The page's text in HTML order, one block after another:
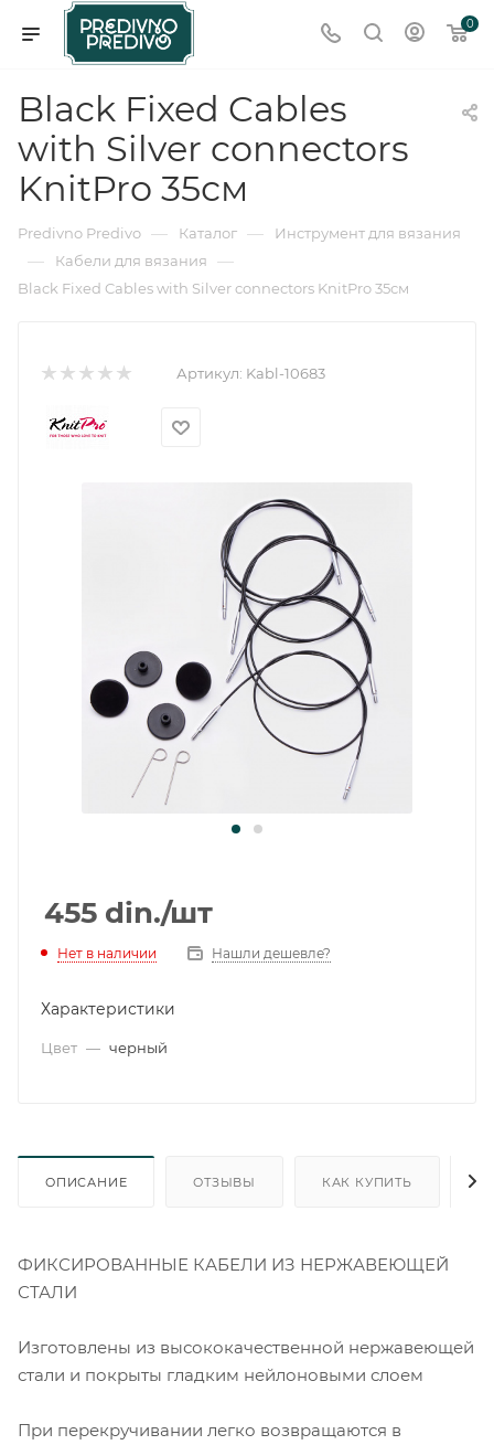
0
Black Fixed Cables
with Silver connectors
KnitPro 35см
Predivno Predivo — Каталог — Инструмент для вязания
— Кабели для вязания —
Black Fixed Cables with Silver connectors KnitPro 35см
Артикул: Kabl-10683
455 din./шт
Нет в наличии Нашли дешевле?
Характеристики
Цвет — черный
ОПИСАНИЕ ОТЗЫВЫ КАК КУПИТЬ
ФИКСИРОВАННЫЕ КАБЕЛИ ИЗ НЕРЖАВЕЮЩЕЙ
СТАЛИ
Изготовлены из высококачественной нержавеющей
стали и покрыты гладким нейлоновыми слоем
При перекручивании легко возвращаются в